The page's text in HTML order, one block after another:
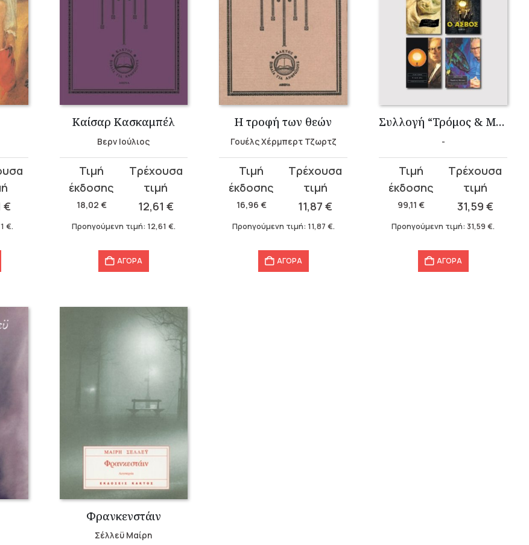
€
€.
Καίσαρ Κασκαμπέλ
Βερν Ιούλιος
18,02 €
Original
price
was:
18,02 €.
12,61 €
τρέχουσα
τιμή
είναι:
Προηγούμενη τιμή: 12,61 €.
ΑΓΟΡΑ
Η τροφή των θεών
Γουέλς Χέρμπερτ Τζωρτζ
16,96 €
Original
price
was:
16,96 €.
11,87€
τρέχουσα
τιμή
είναι:Προηγούμενη τιμή: 11,87 €.
ΑΓΟΡΑ
Συλλογή “Τρόμος & Μυστήριο”
-
99,11 €
Original
price
was:
99,11 €.
31,59 €
τρέχουσα
τιμή
είναι:
Προηγούμενη τιμή: 31,59€.
ΑΓΟΡΑ
Φρανκενστάιν
Σέλλεϋ Μαίρη